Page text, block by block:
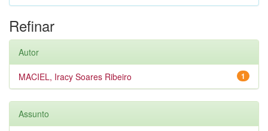
Refinar
Autor
1
MACIEL, Iracy Soares Ribeiro
Assunto